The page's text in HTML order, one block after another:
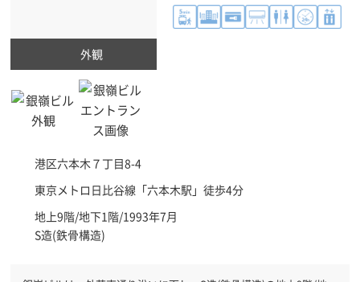
外観
港区六本木７丁目8-4
東京メトロ日比谷線「六本木駅 」徒歩4分
地上9階/地下1階/1993年7月
S造(鉄骨構造)